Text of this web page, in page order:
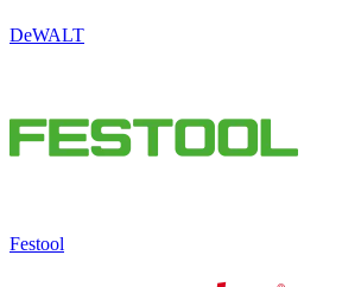
DeWALT
Festool